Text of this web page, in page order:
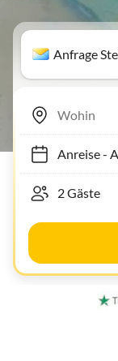
Anfrage
Anreise-